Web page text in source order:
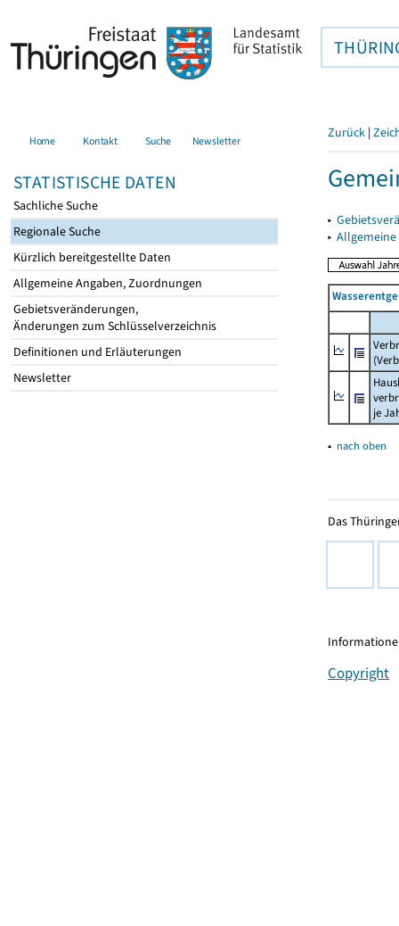
Home Kontakt Suche Newsletter
STATISTISCHE DATEN
Sachliche Suche
Regionale Suche
Kürzlich bereitgestellte Daten
Allgemeine Angaben, Zuordnungen
Gebietsveränderungen,
Änderungen zum Schlüsselverzeichnis
Definitionen und Erläuterungen
Newsletter
Zurück |
▸
▸
je
▴ nach oben
Das
Copyright